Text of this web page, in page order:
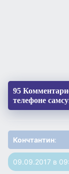
95
телефоне
Кончтантин:
09.09.2017 в